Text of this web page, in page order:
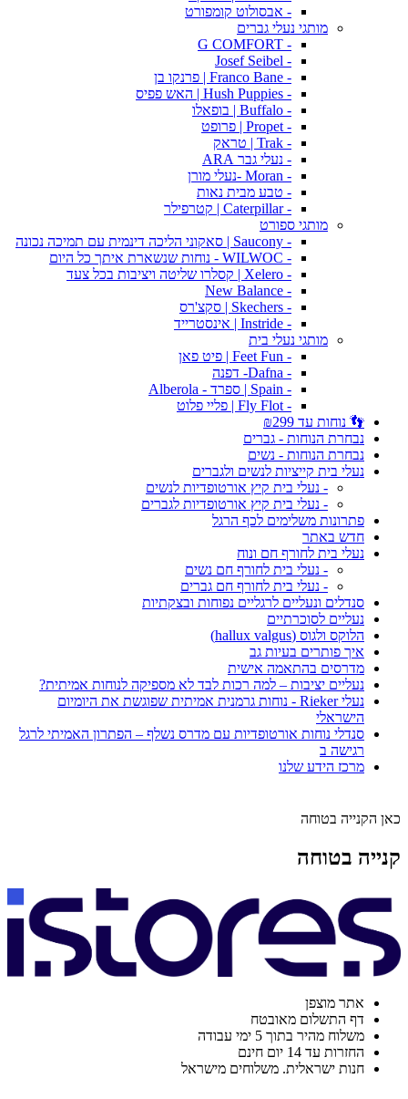
- אבסולוט קומפורט
מותגי נעלי גברים
- G COMFORT
- Josef Seibel
- Franco Bane | פרנקו בן
- Hush Puppies | האש פפיס
- Buffalo | בופאלו
- Propet | פרופט
- Trak | טראק
- נעלי גבר ARA
- Moran -נעלי מורן
- טבע מבית נאות
- Caterpillar | קטרפילר
מותגי ספורט
- Saucony | סאקוני הליכה דינמית עם תמיכה נכונה
- WILWOC - נוחות שנשארת איתך כל היום
- Xelero | קסלרו שליטה ויציבות בכל צעד
- New Balance
- Skechers | סקצ'רס
- Instride | אינסטרייד
מותגי נעלי בית
- Feet Fun | פיט פאן
- Dafna- דפנה
- Spain | ספרד - Alberola
- Fly Flot | פליי פלוט
👣 נוחות עד ₪299
נבחרת הנוחות - גברים
נבחרת הנוחות - נשים
נעלי בית קייציות לנשים ולגברים
- נעלי בית קיץ אורטופדיות לנשים
- נעלי בית קיץ אורטופדיות לגברים
פתרונות משלימים לכף הרגל
חדש באתר
נעלי בית לחורף חם ונוח
- נעלי בית לחורף חם נשים
- נעלי בית לחורף חם גברים
סנדלים ונעליים לרגליים נפוחות ובצקתיות
נעליים לסוכרתיים
הלוקס ולגוס (hallux valgus)
איך פותרים בעיות גב
מדרסים בהתאמה אישית
נעליים יציבות – למה רכות לבד לא מספיקה לנוחות אמיתית?
נעלי Rieker - נוחות גרמנית אמיתית שפוגשת את היומיום
הישראלי
סנדלי נוחות אורטופדיות עם מדרס נשלף – הפתרון האמיתי לרגל
רגישה ב
מרכז הידע שלנו
כאן הקנייה בטוחה
קנייה בטוחה
אתר מוצפן
דף התשלום מאובטח
משלוח מהיר בתוך 5 ימי עבודה
החזרות עד 14 יום חינם
חנות ישראלית. משלוחים מישראל